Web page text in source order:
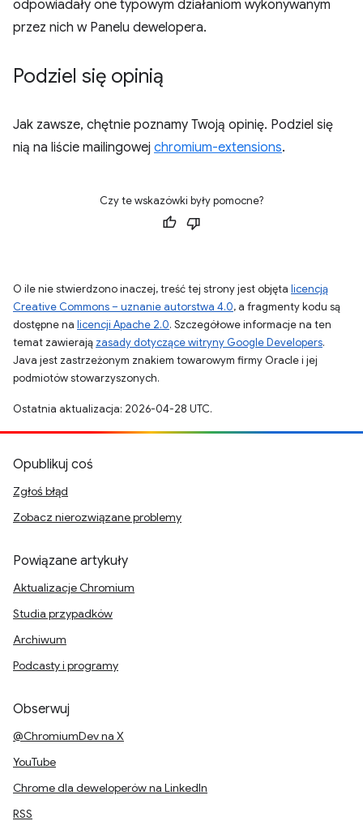
odpowiadały one typowym działaniom wykonywanym
przez nich w Panelu dewelopera.
Podziel się opinią
Jak zawsze, chętnie poznamy Twoją opinię. Podziel się
nią na liście mailingowej chromium-extensions.
Czy te wskazówki były pomocne?
O ile nie stwierdzono inaczej, treść tej strony jest objęta licencją
Creative Commons – uznanie autorstwa 4.0, a fragmenty kodu są
dostępne na licencji Apache 2.0. Szczegółowe informacje na ten
temat zawierają zasady dotyczące witryny Google Developers.
Java jest zastrzeżonym znakiem towarowym firmy Oracle i jej
podmiotów stowarzyszonych.
Ostatnia aktualizacja: 2026-04-28 UTC.
Opublikuj coś
Zgłoś błąd
Zobacz nierozwiązane problemy
Powiązane artykuły
Aktualizacje Chromium
Studia przypadków
Archiwum
Podcasty i programy
Obserwuj
@ChromiumDev na X
YouTube
Chrome dla deweloperów na LinkedIn
RSS